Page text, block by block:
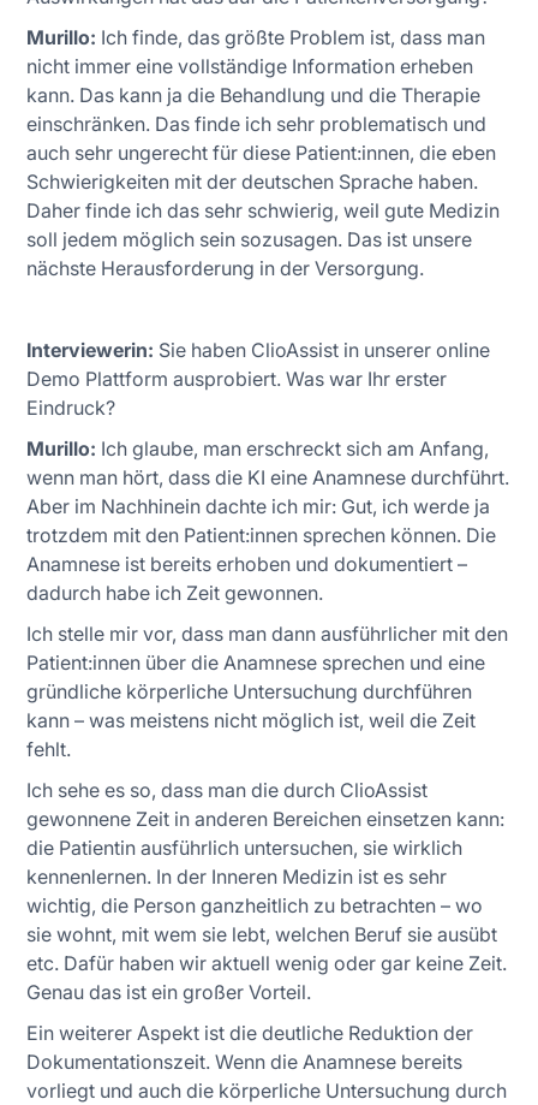
Murillo: Ich finde, das größte Problem ist, dass man
nicht immer eine vollständige Information erheben
kann. Das kann ja die Behandlung und die Therapie
einschränken. Das finde ich sehr problematisch und
auch sehr ungerecht für diese Patient:innen, die eben
Schwierigkeiten mit der deutschen Sprache haben.
Daher finde ich das sehr schwierig, weil gute Medizin
soll jedem möglich sein sozusagen. Das ist unsere
nächste Herausforderung in der Versorgung.
Interviewerin: Sie haben ClioAssist in unserer online
Demo Plattform ausprobiert. Was war Ihr erster
Eindruck?
Murillo: Ich glaube, man erschreckt sich am Anfang,
wenn man hört, dass die KI eine Anamnese durchführt.
Aber im Nachhinein dachte ich mir: Gut, ich werde ja
trotzdem mit den Patient:innen sprechen können. Die
Anamnese ist bereits erhoben und dokumentiert –
dadurch habe ich Zeit gewonnen.
Ich stelle mir vor, dass man dann ausführlicher mit den
Patient:innen über die Anamnese sprechen und eine
gründliche körperliche Untersuchung durchführen
kann – was meistens nicht möglich ist, weil die Zeit
fehlt.
Ich sehe es so, dass man die durch ClioAssist
gewonnene Zeit in anderen Bereichen einsetzen kann:
die Patientin ausführlich untersuchen, sie wirklich
kennenlernen. In der Inneren Medizin ist es sehr
wichtig, die Person ganzheitlich zu betrachten – wo
sie wohnt, mit wem sie lebt, welchen Beruf sie ausübt
etc. Dafür haben wir aktuell wenig oder gar keine Zeit.
Genau das ist ein großer Vorteil.
Ein weiterer Aspekt ist die deutliche Reduktion der
Dokumentationszeit. Wenn die Anamnese bereits
vorliegt und auch die körperliche Untersuchung durch